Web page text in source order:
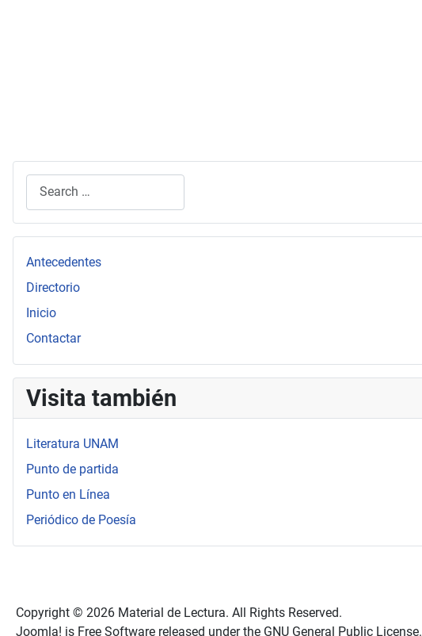
Search
Antecedentes
Directorio
Inicio
Contactar
Visita también
Literatura UNAM
Punto de partida
Punto en Línea
Periódico de Poesía
Copyright © 2026 Material de Lectura. All Rights Reserved.
Joomla! is Free Software released under the GNU General Public License.